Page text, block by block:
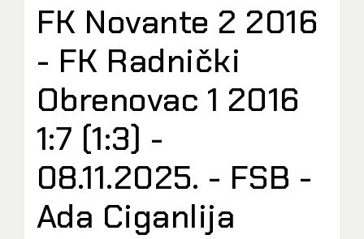
FK Novante 2 2016
- FK Radnički
Obrenovac 1 2016
1:7 (1:3) -
08.11.2025. - FSB -
Ada Ciganlija